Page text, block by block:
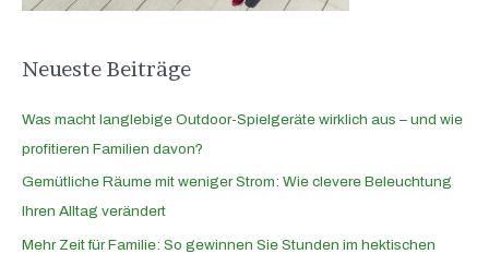
Neueste Beiträge
Was macht langlebige Outdoor-Spielgeräte wirklich aus – und wie
profitieren Familien davon?
Gemütliche Räume mit weniger Strom: Wie clevere Beleuchtung
Ihren Alltag verändert
Mehr Zeit für Familie: So gewinnen Sie Stunden im hektischen